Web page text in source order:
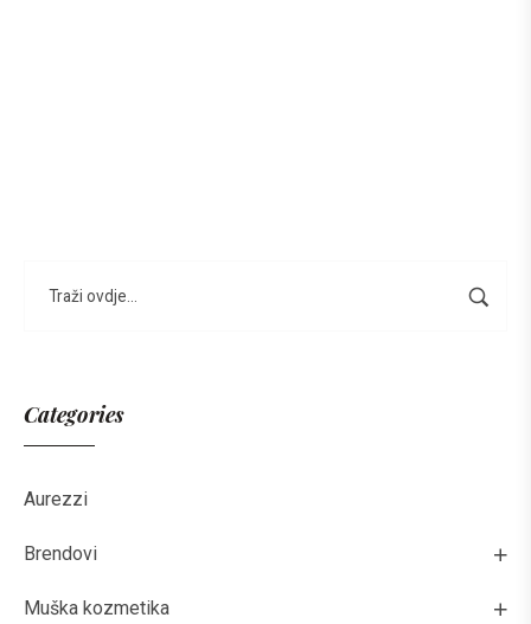
Categories
Aurezzi
Brendovi
Muška kozmetika